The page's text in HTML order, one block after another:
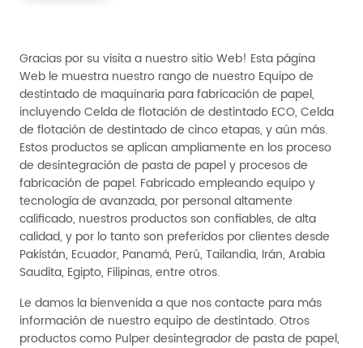
Gracias por su visita a nuestro sitio Web! Esta página
Web le muestra nuestro rango de nuestro Equipo de
destintado de maquinaria para fabricación de papel,
incluyendo Celda de flotación de destintado ECO, Celda
de flotación de destintado de cinco etapas, y aún más.
Estos productos se aplican ampliamente en los proceso
de desintegración de pasta de papel y procesos de
fabricación de papel. Fabricado empleando equipo y
tecnología de avanzada, por personal altamente
calificado, nuestros productos son confiables, de alta
calidad, y por lo tanto son preferidos por clientes desde
Pakistán, Ecuador, Panamá, Perú, Tailandia, Irán, Arabia
Saudita, Egipto, Filipinas, entre otros.
Le damos la bienvenida a que nos contacte para más
información de nuestro equipo de destintado. Otros
productos como Pulper desintegrador de pasta de papel,